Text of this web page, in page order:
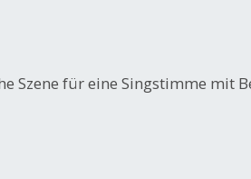
Szene für eine Singstimme mit